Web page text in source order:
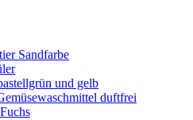
Sandfarbe
und gelb
duftfrei